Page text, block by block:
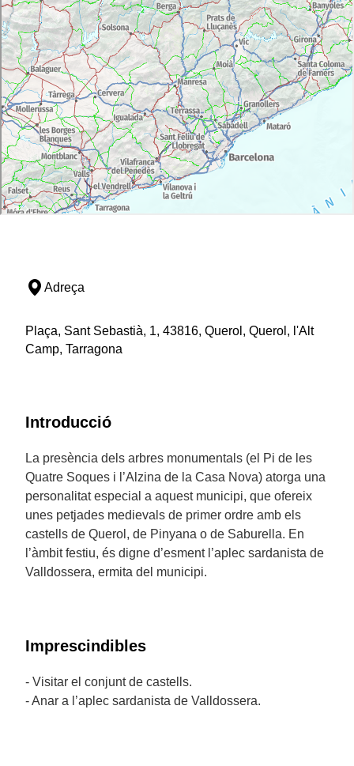
Adreça
Plaça, Sant Sebastià, 1, 43816, Querol, Querol, l'Alt
Camp, Tarragona
Introducció
La presència dels arbres monumentals (el Pi de les
Quatre Soques i l’Alzina de la Casa Nova) atorga una
personalitat especial a aquest municipi, que ofereix
unes petjades medievals de primer ordre amb els
castells de Querol, de Pinyana o de Saburella. En
l’àmbit festiu, és digne d’esment l’aplec sardanista de
Valldossera, ermita del municipi.
Imprescindibles
- Visitar el conjunt de castells.
- Anar a l’aplec sardanista de Valldossera.